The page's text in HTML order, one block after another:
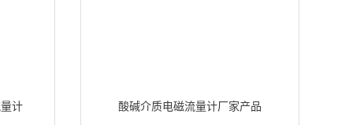
计 酸碱介质电磁流量计厂家产品